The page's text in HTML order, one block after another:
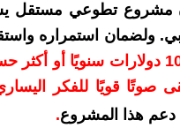
مشروع تطوعي مستقل
ولضمان استمراره
بدعمكم بمبلغ 10 دولارات
صوتًا قويًا للفكر
هذا المشروع.